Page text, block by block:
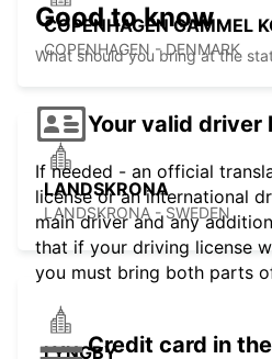
COPENHAGEN GAMMEL
COPENHAGEN - DENMARK
LANDSKRONA
LANDSKRONA - SWEDEN
LYNGBY
Good to know
What should you bring at the
Your valid driver
If needed - an official
license or an international
main driver and any
that if your driving license
you must bring both parts
Credit card in